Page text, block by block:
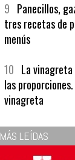
9 Panecillos,
tres recetas de
menús
10 La
las
vinagreta
MÁS LEÍDAS